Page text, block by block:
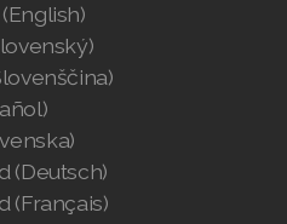
(Deutsch)
(Français)